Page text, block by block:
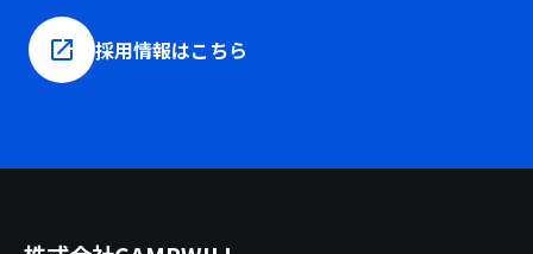
launch 採用情報はこちら